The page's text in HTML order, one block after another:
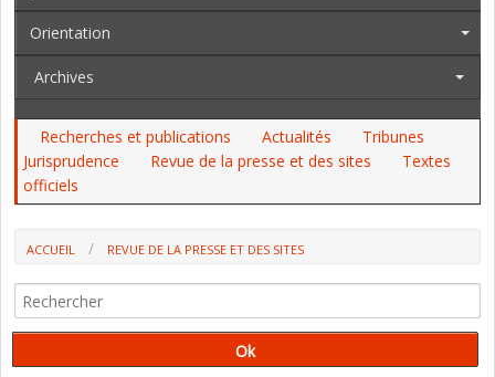
Orientation
Archives
Recherches et publications Actualités
Tribunes
Jurisprudence
Revue de la presse et des sites
Textes
officiels
ACCUEIL REVUE DE LA PRESSE ET DES SITES